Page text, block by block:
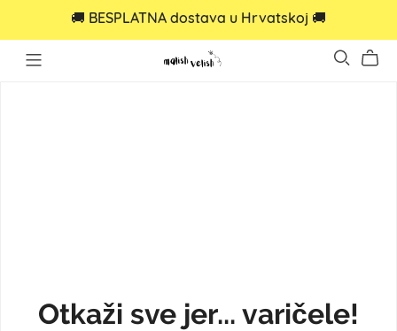
🚚 BESPLATNA dostava u Hrvatskoj 🚚
Otkaži sve jer... varičele!